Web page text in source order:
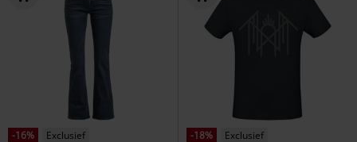
-16%
Exclusief
-18%
Exclusief